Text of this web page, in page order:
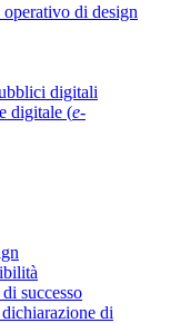
di design
digitali
digitale (e-
successo
di